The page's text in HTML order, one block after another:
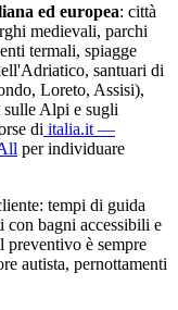
ed europea: città
medievali, parchi
termali, spiagge
santuari di
Loreto, Assisi),
sulle Alpi e sugli
di italia.it —
per individuare
tempi di guida
con bagni accessibili e
è sempre
autista, pernottamenti